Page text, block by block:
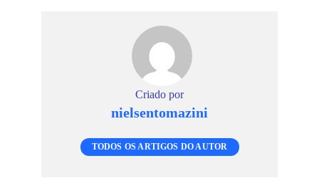
Criado por
nielsentomazini
TODOS OS ARTIGOS DO AUTOR